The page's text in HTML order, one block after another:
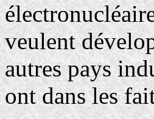
veulent
autres pays
ont dans les